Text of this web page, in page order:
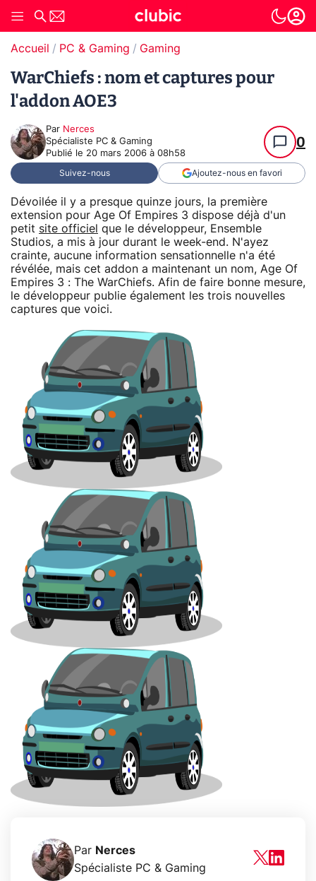
Accueil PC & Gaming Gaming
WarChiefs : nom et captures pour
l'addon AOE3
Par Nerces
Spécialiste PC & Gaming
Publié le 20 mars 2006 à 08h58
0
Suivez-nous Ajoutez-nous en favori
Dévoilée il y a presque quinze jours, la première
extension pour Age Of Empires 3 dispose déjà d'un
petit site officiel que le développeur, Ensemble
Studios, a mis à jour durant le week-end. N'ayez
crainte, aucune information sensationnelle n'a été
révélée, mais cet addon a maintenant un nom, Age Of
Empires 3 : The WarChiefs. Afin de faire bonne mesure,
le développeur publie également les trois nouvelles
captures que voici.
Par Nerces
Spécialiste PC & Gaming